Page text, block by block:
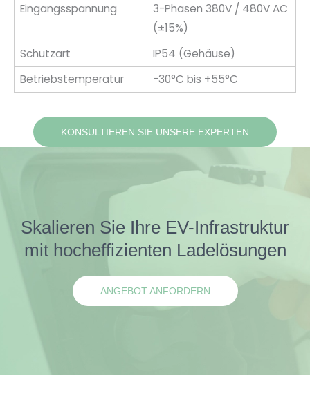
Eingangsspannung
3-Phasen 380V / 480V AC
(±15%)
Schutzart
IP54 (Gehäuse)
Betriebstemperatur
-30°C bis +55°C
KONSULTIEREN SIE UNSERE EXPERTEN
Skalieren Sie Ihre EV-Infrastruktur
mit hocheffizienten Ladelösungen
ANGEBOT ANFORDERN